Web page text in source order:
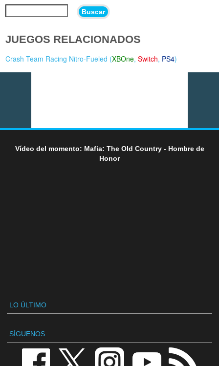
Buscar
JUEGOS RELACIONADOS
Crash Team Racing Nitro-Fueled (XBOne,Switch, PS4)
Vídeo del momento: Mafia: The Old Country - Hombre de
Honor
LO ÚLTIMO
SÍGUENOS